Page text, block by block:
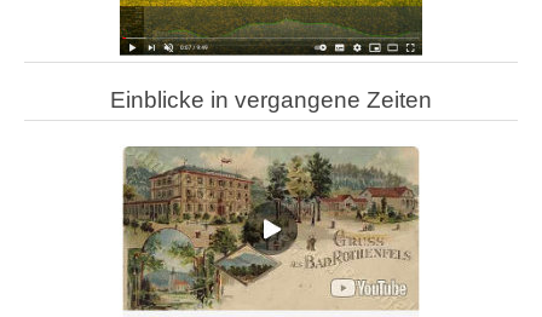
Einblicke in vergangene Zeiten